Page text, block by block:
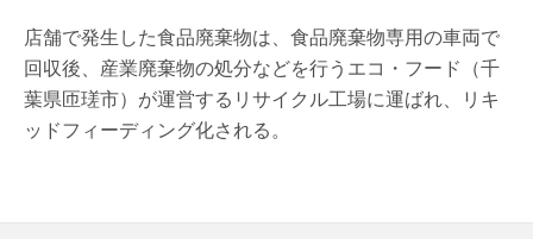
店舗で発生した食品廃棄物は、食品廃棄物専用の車両で
回収後、産業廃棄物の処分などを行うエコ・フード（千
葉県匝瑳市）が運営するリサイクル工場に運ばれ、リキ
ッドフィーディング化される。